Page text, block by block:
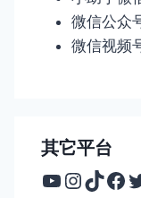
微信公众
微信视频
其它平台
YouTube